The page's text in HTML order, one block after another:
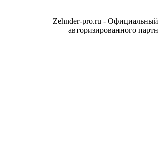
Zehnder-pro.ru -
авторизированного